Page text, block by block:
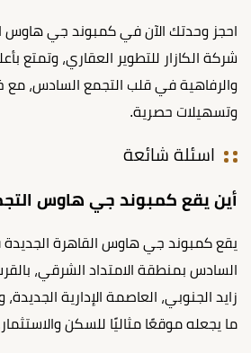
احجز وحدتك الآن في كمبوند جي هاوس
شركة الكازار للتطوير العقاري، وتمتع
والرفاهية في قلب التجمع السادس، مع
وتسهيلات حصرية.
اسئلة شائعة
أين يقع كمبوند جي هاوس
يقع كمبوند جي هاوس القاهرة
السادس بمنطقة الامتداد الشرقي،
زايد الجنوبي، العاصمة الإدارية
ما يجعله موقعًا مثاليًا للسكن